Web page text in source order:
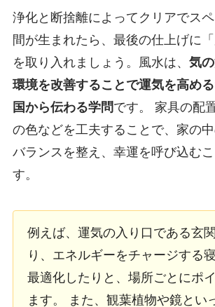
浄化と断捨離によってクリアでス
間が生まれたら、最後の仕上げに
を取り入れましょう。風水は、 気
環境を改善することで運気を高め
国から伝わる学問です。 家具の配
の色などを工夫することで、家の
バランスを整え、幸運を呼び込む
す。
例えば、運気の入り口である玄
り、エネルギーをチャージする
最適化したりと、場所ごとにポ
ます。 また、観葉植物や鏡とい